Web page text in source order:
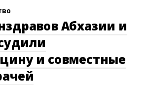
Абхазии и
и совместные